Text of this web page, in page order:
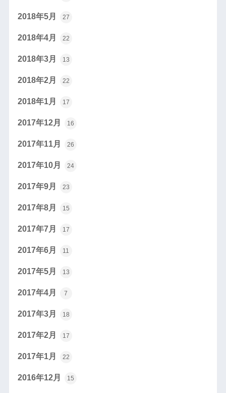
2018年5月 27
2018年4月 22
2018年3月 13
2018年2月 22
2018年1月 17
2017年12月 16
2017年11月 26
2017年10月 24
2017年9月 23
2017年8月 15
2017年7月 17
2017年6月 11
2017年5月 13
2017年4月 7
2017年3月 18
2017年2月 17
2017年1月 22
2016年12月 15